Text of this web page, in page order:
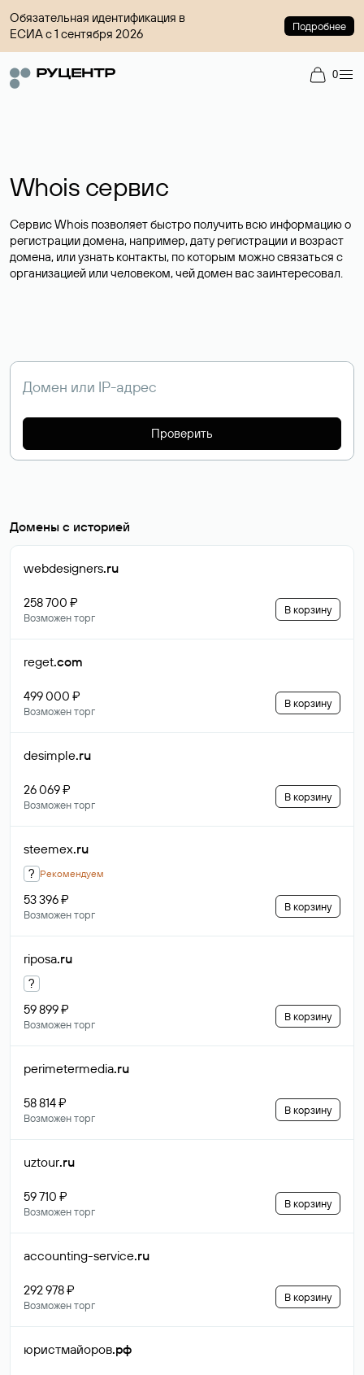
Обязательная идентификация в
ЕСИА с 1 сентября 2026
Подробнее
0
Whois сервис
Сервис Whois позволяет быстро получить всю информацию о
регистрации домена, например, дату регистрации и возраст
домена, или узнать контакты, по которым можно связаться с
организацией или человеком, чей домен вас заинтересовал.
Проверить
Домены с историей
webdesigners.ru
258 700 ₽
Возможен торг
В корзину
reget.com
499 000 ₽
Возможен торг
В корзину
desimple.ru
26 069 ₽
Возможен торг
В корзину
steemex.ru
? Рекомендуем
53 396 ₽
Возможен торг
В корзину
riposa.ru
?
59 899 ₽
Возможен торг
В корзину
perimetermedia.ru
58 814 ₽
Возможен торг
В корзину
uztour.ru
59 710 ₽
Возможен торг
В корзину
accounting-service.ru
292 978 ₽
Возможен торг
В корзину
юристмайоров.рф